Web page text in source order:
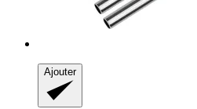
Ajouter